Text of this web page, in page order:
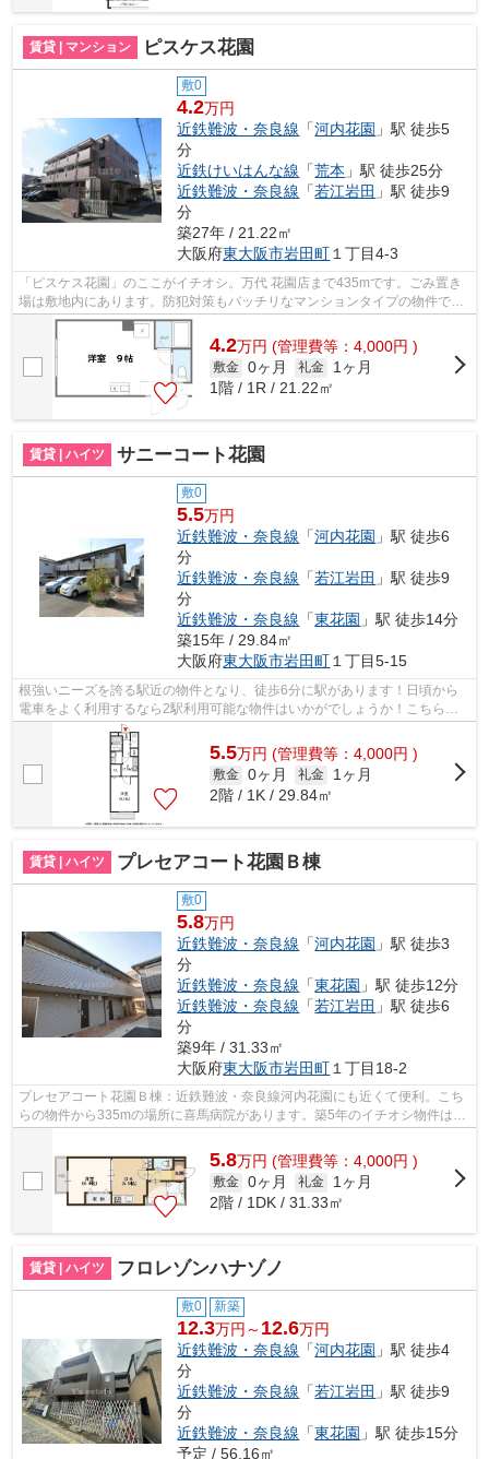
賃貸 | マンション ピスケス花園
敷0
4.2万円
近鉄難波・奈良線 「河内花園 」駅 徒歩5
分
近鉄けいはんな線 「荒本 」駅 徒歩25分
近鉄難波・奈良線 「若江岩田 」駅 徒歩9
分
築27年 / 21.22㎡
大阪府東大阪市岩田町 １丁目4-3
「ピスケス花園」のここがイチオシ。万代 花園店まで435mです。ごみ置き
場は敷地内にあります。防犯対策もバッチリなマンションタイプの物件で
す。Y’ｓエステートでは近鉄難波・奈良線...
4.2万円 (管理費等：4,000円 )
敷金 0ヶ月 礼金
1ヶ月
1階 / 1R / 21.22㎡
賃貸 | ハイツ サニーコート花園
敷0
5.5万円
近鉄難波・奈良線 「河内花園 」駅 徒歩6
分
近鉄難波・奈良線 「若江岩田 」駅 徒歩9
分
近鉄難波・奈良線 「東花園 」駅 徒歩14分
築15年 / 29.84㎡
大阪府東大阪市岩田町 １丁目5-15
根強いニーズを誇る駅近の物件となり、徒歩6分に駅があります！日頃から
電車をよく利用するなら2駅利用可能な物件はいかがでしょうか！こちらは
初期費用をカードでお支払いいただける...
5.5万円 (管理費等：4,000円 )
敷金 0ヶ月 礼金
1ヶ月
2階 / 1K / 29.84㎡
賃貸 | ハイツ プレセアコート花園Ｂ棟
敷0
5.8万円
近鉄難波・奈良線 「河内花園 」駅 徒歩3
分
近鉄難波・奈良線 「東花園 」駅 徒歩12分
近鉄難波・奈良線 「若江岩田 」駅 徒歩6
分
築9年 / 31.33㎡
大阪府東大阪市岩田町 １丁目18-2
プレセアコート花園Ｂ棟：近鉄難波・奈良線河内花園にも近くて便利。こち
らの物件から335mの場所に喜馬病院があります。築5年のイチオシ物件はこ
5.8万円 (管理費等：4,000円 )
敷金 0ヶ月 礼金
1ヶ月
2階 / 1DK / 31.33㎡
賃貸 | ハイツ フロレゾンハナゾノ
敷0 新築
12.3万円～ 12.6万円
近鉄難波・奈良線 「河内花園 」駅 徒歩4
分
近鉄難波・奈良線 「若江岩田 」駅 徒歩9
分
近鉄難波・奈良線 「東花園 」駅 徒歩15分
予定 / 56.16㎡